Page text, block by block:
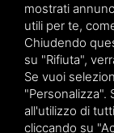
TEL
mostrati
utili per te,
Chiudendo
su "Rifiuta",
Se vuoi
"Personalizza".
all'utilizzo di
cliccando su